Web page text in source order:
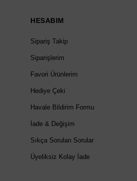
HESABIM
Sipariş Takip
Siparişlerim
Favori Ürünlerim
Hediye Çeki
Havale Bildirim Formu
İade & Değişim
Sıkça Sorulan Sorular
Üyeliksiz Kolay İade